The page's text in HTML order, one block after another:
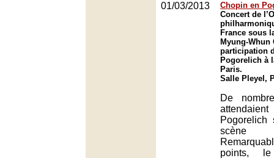
01/03/2013
Chopin en
Concert de
France sous
Myung-Whun
participation
Pogorelich à
Paris.
Salle Pleyel,
De
Pogorelich
scène
points,